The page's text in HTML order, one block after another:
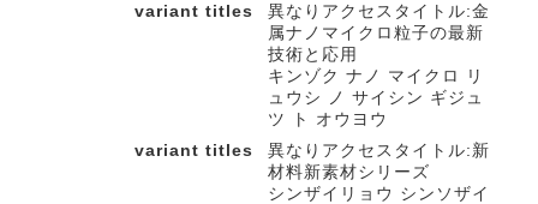
variant titles
異なりアクセスタイトル:金
属ナノマイクロ粒子の最新
技術と応用
キンゾク ナノ マイクロ リ
ュウシ ノ サイシン ギジュ
ツ ト オウヨウ
variant titles
異なりアクセスタイトル:新
材料新素材シリーズ
シンザイリョウ シンソザイ